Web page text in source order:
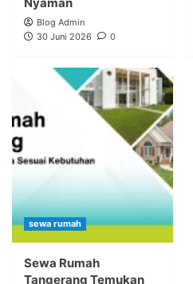
Blog Admin
30 Juni 2026
0
sewa rumah
Sewa Rumah
Tangerang Temukan